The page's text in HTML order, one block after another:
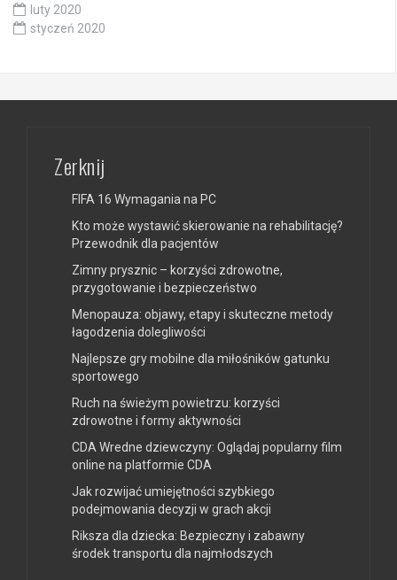
luty 2020
styczeń 2020
Zerknij
FIFA 16 Wymagania na PC
Kto może wystawić skierowanie na rehabilitację?
Przewodnik dla pacjentów
Zimny prysznic – korzyści zdrowotne,
przygotowanie i bezpieczeństwo
Menopauza: objawy, etapy i skuteczne metody
łagodzenia dolegliwości
Najlepsze gry mobilne dla miłośników gatunku
sportowego
Ruch na świeżym powietrzu: korzyści
zdrowotne i formy aktywności
CDA Wredne dziewczyny: Oglądaj popularny film
online na platformie CDA
Jak rozwijać umiejętności szybkiego
podejmowania decyzji w grach akcji
Riksza dla dziecka: Bezpieczny i zabawny
środek transportu dla najmłodszych